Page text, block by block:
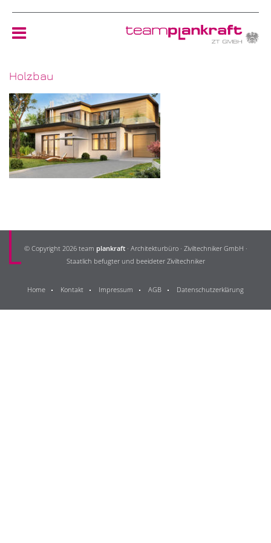
TEAM
NEWS
KONTAKT
Holzbau
© Copyright 2026 team plankraft· Architekturbüro · Ziviltechniker GmbH ·
Staatlich befugter und beeideter Ziviltechniker
Home Kontakt Impressum AGB Datenschutzerklärung